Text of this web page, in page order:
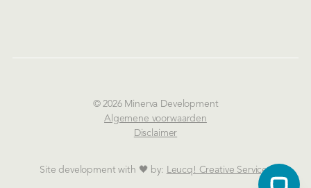
© 2026 Minerva Development
Algemene voorwaarden
Disclaimer
Site development with 🖤 by: Leucq! Creative Services